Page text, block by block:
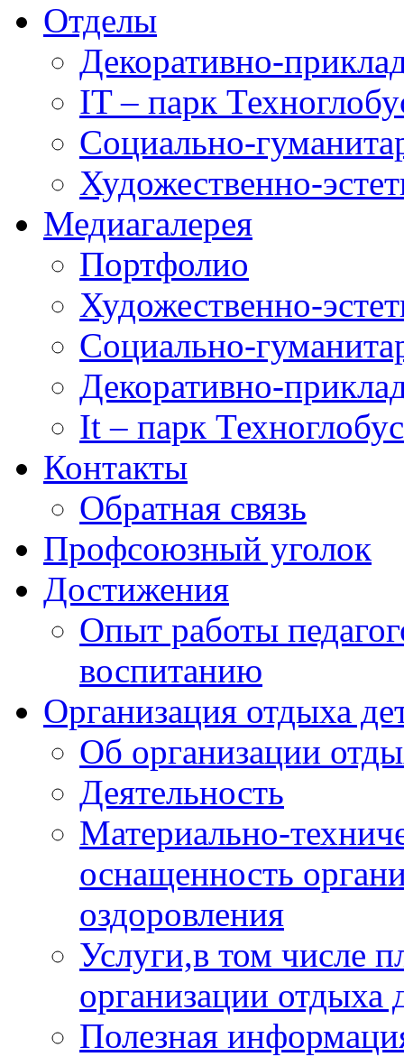
Отделы
Декоративно-
IT – парк
Социально-
Художественно-
Медиагалерея
Портфолио
Художественно-
Социально-
Декоративно-
It – парк Техноглобус
Контакты
Обратная связь
Профсоюзный уголок
Достижения
Опыт работы
воспитанию
Организация отдыха
Об организации
Деятельность
Материально-
оснащенность
оздоровления
Услуги,в том числе
организации отдыха
Полезная